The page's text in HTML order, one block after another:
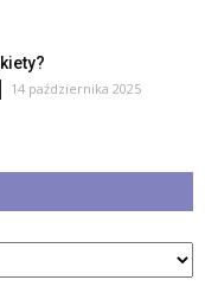
14 października 2025